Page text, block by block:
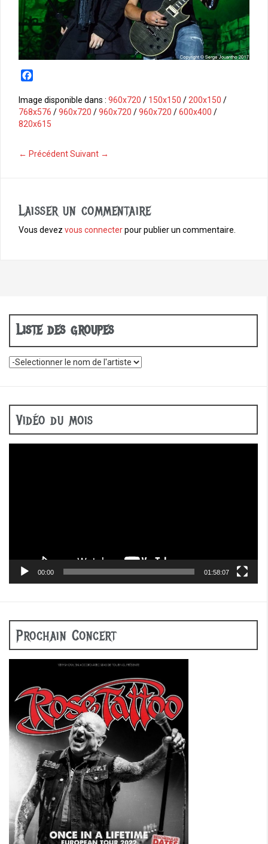
c
e
b
k
Image disponible dans : 960x720 / 150x150 / 200x150 /
768x576 /960x720 /960x720 /960x720 /600x400 /
820x615
← PrécédentSuivant →
Laisser un commentaire
Vous devez vous connecterpour publier un commentaire.
Liste des groupes
Vidéo du mois
00:00 01:58:07
Prochain Concert